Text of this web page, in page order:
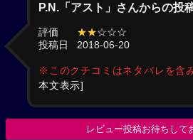
P.N.「アスト」さんからの投
評価 ★★☆☆☆
投稿日
2018-06-20
※このクチコミはネタバレを含
本文表示]
レビュー投稿お待ちして